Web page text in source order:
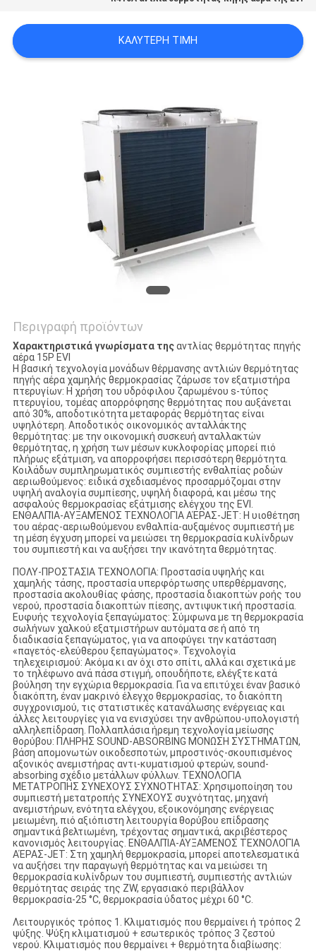
ΠΡΟΣΦΟΡΆ
SITEMAP
ΑΠΟΡΡΉΤΟΥ
ΚΑΛΎΤΕΡΗ ΤΙΜΉ
Περιγραφή προϊόντων
Χαρακτηριστικά γνωρίσματα τηςαντλίας θερμότητας πηγής
αέρα 15P EVI
Η βασική τεχνολογία μονάδων θέρμανσης αντλιών θερμότητας
πηγής αέρα χαμηλής θερμοκρασίας ζάρωσε τον εξατμιστήρα
πτερυγίων: Η χρήση του υδρόφιλου ζαρωμένου s-τύπος
πτερυγίου, τομέας απορρόφησης θερμότητας που αυξάνεται
από 30%, αποδοτικότητα μεταφοράς θερμότητας είναι
υψηλότερη. Αποδοτικός οικονομικός ανταλλάκτης
θερμότητας: με την οικονομική συσκευή ανταλλακτών
θερμότητας, η χρήση των μέσων κυκλοφορίας μπορεί πιό
πλήρως εξάτμιση, να απορροφήσει περισσότερη θερμότητα.
Κοιλάδων συμπληρωματικός συμπιεστής ενθαλπίας ροδών
αεριωθούμενος: ειδικά σχεδιασμένος προσαρμόζομαι στην
υψηλή αναλογία συμπίεσης, υψηλή διαφορά, και μέσω της
ασφαλούς θερμοκρασίας εξάτμισης ελέγχου της EVI.
ΕΝΘΑΛΠΊΑ-ΑΥΞΑΜΈΝΟΣ ΤΕΧΝΟΛΟΓΊΑ ΑΈΡΑΣ-JET: Η υιοθέτηση
του αέρας-αεριωθούμενου ενθαλπία-αυξαμένος συμπιεστή με
τη μέση έγχυση μπορεί να μειώσει τη θερμοκρασία κυλίνδρων
του συμπιεστή και να αυξήσει την ικανότητα θερμότητας.
ΠΟΛΥ-ΠΡΟΣΤΑΣΙΑ ΤΕΧΝΟΛΟΓΙΑ: Προστασία υψηλής και
χαμηλής τάσης, προστασία υπερφόρτωσης υπερθέρμανσης,
προστασία ακολουθίας φάσης, προστασία διακοπτών ροής του
νερού, προστασία διακοπτών πίεσης, αντιψυκτική προστασία.
Ευφυής τεχνολογία ξεπαγώματος: Σύμφωνα με τη θερμοκρασία
σωλήνων χαλκού εξατμιστήρων αυτόματα σε ή από τη
διαδικασία ξεπαγώματος, για να αποφύγει την κατάσταση
«παγετός-ελεύθερου ξεπαγώματος». Τεχνολογία
τηλεχειρισμού: Ακόμα κι αν όχι στο σπίτι, αλλά και σχετικά με
το τηλέφωνο ανά πάσα στιγμή, οπουδήποτε, ελέγξτε κατά
βούληση την εγχώρια θερμοκρασία. Για να επιτύχει έναν βασικό
διακόπτη, έναν μακρινό έλεγχο θερμοκρασίας, το διακόπτη
συγχρονισμού, τις στατιστικές κατανάλωσης ενέργειας και
άλλες λειτουργίες για να ενισχύσει την ανθρώπου-υπολογιστή
αλληλεπίδραση. Πολλαπλάσια ήρεμη τεχνολογία μείωσης
θορύβου: ΠΛΗΡΗΣ SOUND-ABSORBING ΜΟΝΩΣΗ ΣΥΣΤΗΜΑΤΩΝ,
βάση απομονωτών οικοδεσποτών, μπροστινός-σκουπισμένος
αξονικός ανεμιστήρας αντι-κυματισμού φτερών, sound-
absorbing σχέδιο μετάλλων φύλλων. ΤΕΧΝΟΛΟΓΙΑ
ΜΕΤΑΤΡΟΠΗΣ ΣΥΝΕΧΟΥΣ ΣΥΧΝΟΤΗΤΑΣ: Χρησιμοποίηση του
συμπιεστή μετατροπής ΣΥΝΕΧΟΥΣ συχνότητας, μηχανή
ανεμιστήρων, ενότητα ελέγχου, εξοικονόμησης ενέργειας
μειωμένη, πιό αξιόπιστη λειτουργία θορύβου επίδρασης
σημαντικά βελτιωμένη, τρέχοντας σημαντικά, ακριβέστερος
κανονισμός λειτουργίας. ΕΝΘΑΛΠΊΑ-ΑΥΞΑΜΈΝΟΣ ΤΕΧΝΟΛΟΓΊΑ
ΑΈΡΑΣ-JET: Στη χαμηλή θερμοκρασία, μπορεί αποτελεσματικά
να αυξήσει την παραγωγή θερμότητας και να μειώσει τη
θερμοκρασία κυλίνδρων του συμπιεστή, συμπιεστής αντλιών
θερμότητας σειράς της ZW, εργασιακό περιβάλλον
θερμοκρασία-25 °C, θερμοκρασία ύδατος μέχρι 60 °C.
Λειτουργικός τρόπος 1. Κλιματισμός που θερμαίνει ή τρόπος 2
ψύξης. Ψύξη κλιματισμού + εσωτερικός τρόπος 3 ζεστού
νερού. Κλιματισμός που θερμαίνει + θερμότητα διαβίωσης: